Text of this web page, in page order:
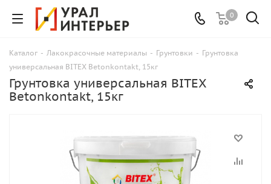
0
Каталог - Лакокрасочные материалы - Грунтовки - Грунтовка
универсальная BITEX Betonkontakt, 15кг
Грунтовка универсальная BITEX
Betonkontakt, 15кг